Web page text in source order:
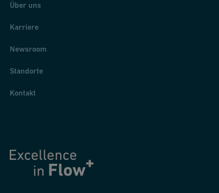
Über uns
Karriere
Newsroom
Standorte
Kontakt